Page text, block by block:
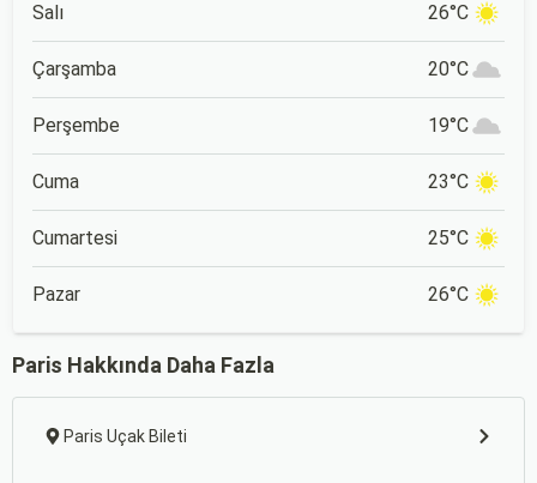
Salı 26°C
Çarşamba 20°C
Perşembe 19°C
Cuma 23°C
Cumartesi 25°C
Pazar 26°C
Paris Hakkında Daha Fazla
Paris Uçak Bileti